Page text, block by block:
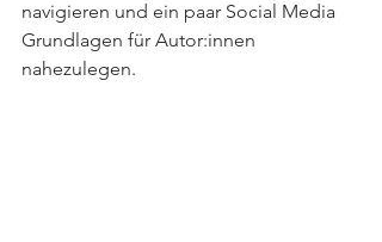
navigieren und ein paar Social Media
Grundlagen für Autor:innen
nahezulegen.